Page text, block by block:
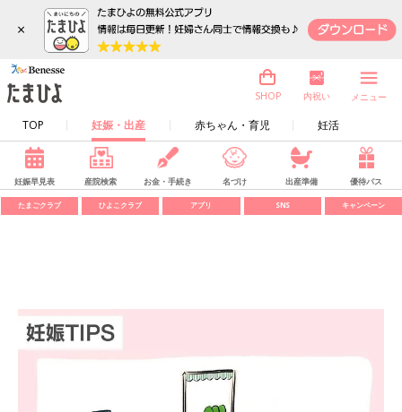
×
TOP 妊娠・出産 赤ちゃん・育児 妊活
SHOP 内祝い メニュー
妊娠早見表 産院検索 お金・手続き 名づけ 出産準備 優待パス
たまごクラブ ひよこクラブ アプリ SNS キャンペーン